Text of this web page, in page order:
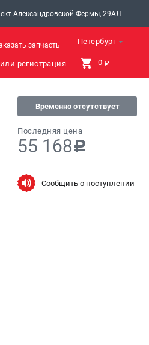
Александровской Фермы, 29АЛ
Санкт-Петербург
запчасть
регистрация 0 ₽
Временно отсутствует
Последняя цена
55 168c
Сообщить о поступлении